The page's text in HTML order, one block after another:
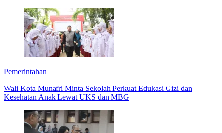
Pemerintahan
Wali Kota Munafri Minta Sekolah Perkuat Edukasi Gizi dan
Kesehatan Anak Lewat UKS dan MBG